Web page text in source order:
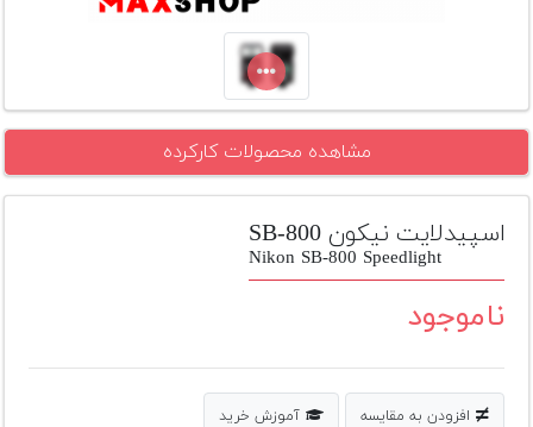
محصول
دست
دوم
دوربین
بله
مشاهده محصولات کارکرده
اسپیدلایت نیکون SB-800
Nikon SB-800 Speedlight
ناموجود
افزودن به مقایسه آموزش خرید